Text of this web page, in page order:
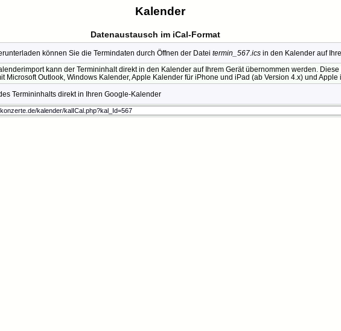
Kalender
Datenaustausch im iCal-Format
können Sie die Termindaten durch Öffnen der Datei termin_567.ics in den Kalender auf
kann der Termininhalt direkt in den Kalender auf Ihrem Gerät übernommen werden. Diese
Microsoft Outlook, Windows Kalender, Apple Kalender für iPhone und iPad (ab Version 4.x) und Apple
Termininhalts direkt in Ihren Google-Kalender